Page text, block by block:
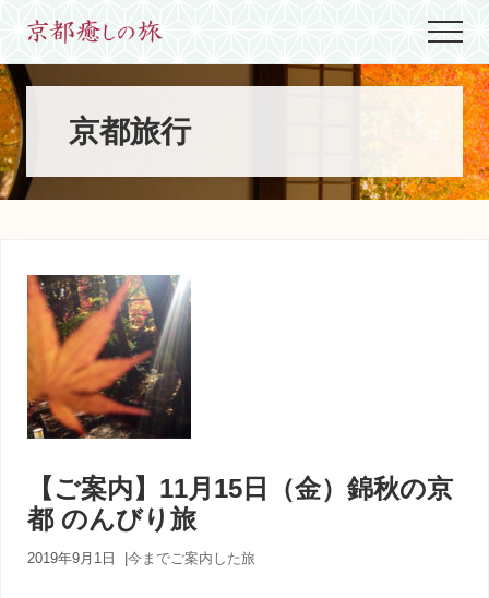
main
content
primary
sidebar
footer
世
界
に
た
っ
た
ひ
都
生
京
育
ち
人
あ
Menu
京都旅行
【ご案内】11月15日（金）錦秋の京
都 のんびり旅
2019年9月1日 今までご案内した旅